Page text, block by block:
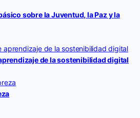
sobre la Juventud, la Paz y la
de la sostenibilidad digital